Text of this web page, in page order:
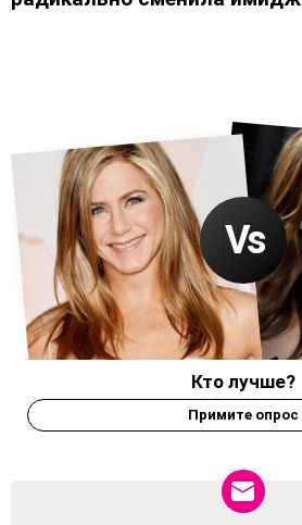
Кто лучше?
Примите опрос